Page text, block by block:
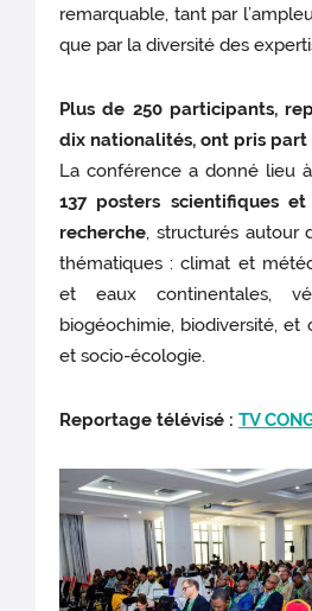
remarquable, tant par
que par la diversité des
Plus de 250 participants,
dix nationalités, ont pris part
La conférence a donné lieu
137 posters scientifiques
recherche, structurés autour
thématiques : climat et
et eaux continentales,
biogéochimie, biodiversité, et
et socio-écologie.
Reportage télévisé :TV